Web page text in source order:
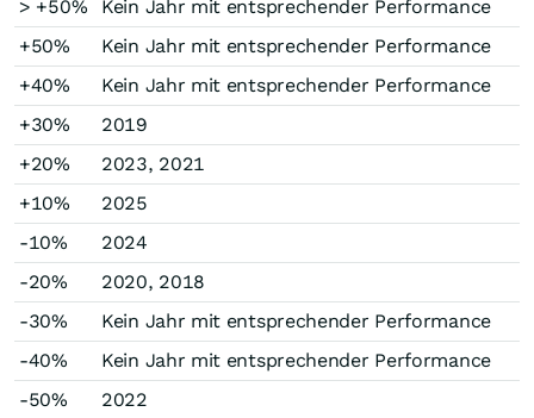
> +50%
Kein Jahr mit entsprechender Performance
+50%
Kein Jahr mit entsprechender Performance
+40%
Kein Jahr mit entsprechender Performance
+30%
2019
+20%
2023, 2021
+10%
2025
-10%
2024
-20%
2020, 2018
-30%
Kein Jahr mit entsprechender Performance
-40%
Kein Jahr mit entsprechender Performance
-50%
2022